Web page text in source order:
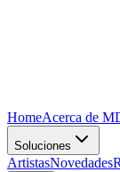
HomeAcerca de
Soluciones
ArtistasNovedades